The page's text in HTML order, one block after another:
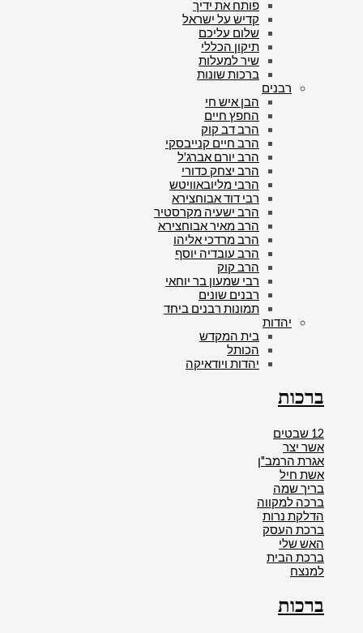
פותח את ידיך
קדיש על ישראל
שלום עליכם
תיקון הכללי
שיר למעלות
ברכות שונות
רבנים
הבן איש חי
החפץ חיים
הרב דב קוק
הרב חיים קנייבסקי
הרב יורם אברג'ל
הרב יצחק כדורי
הרבי מליובאוויטש
רבי דוד אבוחצירא
הרב ישעיה מקרסטיר
הרב מאיר אבוחצירא
הרב מרדכי אליהו
הרב עובדיה יוסף
הרב קוק
רבי שמעון בר יוחאי
רבנים שונים
תמונות רבנים ביחד
יהדות
בית המקדש
הכותל
יהדות ויודאיקה
ברכות
12 שבטים
אשר יצר
אגרת הרמב"ן
אשת חיל
בריך שמה
ברכה למקווה
הדלקת נרות
ברכת העסק
האש שלי
ברכת הבית
למנצח
ברכות